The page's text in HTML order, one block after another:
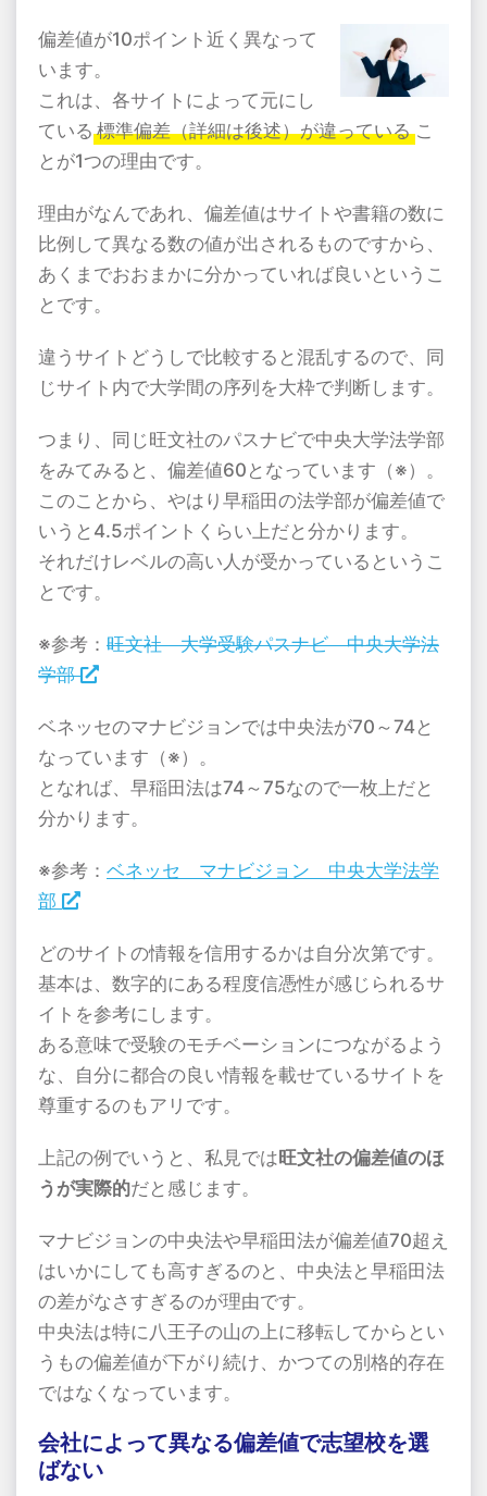
偏差値が10ポイント近く異なって
います。
これは、各サイトによって元にし
ている 標準偏差（詳細は後述）が違っているこ
とが1つの理由です。
理由がなんであれ、偏差値はサイトや書籍の数に
比例して異なる数の値が出されるものですから、
あくまでおおまかに分かっていれば良いというこ
とです。
違うサイトどうしで比較すると混乱するので、同
じサイト内で大学間の序列を大枠で判断します。
つまり、同じ旺文社のパスナビで中央大学法学部
をみてみると、偏差値60となっています（※）。
このことから、やはり早稲田の法学部が偏差値で
いうと4.5ポイントくらい上だと分かります。
それだけレベルの高い人が受かっているというこ
とです。
※参考： 旺文社 大学受験パスナビ 中央大学法
学部
ベネッセのマナビジョンでは中央法が70～74と
なっています（※）。
となれば、早稲田法は74～75なので一枚上だと
分かります。
※参考： ベネッセ マナビジョン 中央大学法学
部
どのサイトの情報を信用するかは自分次第です。
基本は、数字的にある程度信憑性が感じられるサ
イトを参考にします。
ある意味で受験のモチベーションにつながるよう
な、自分に都合の良い情報を載せているサイトを
尊重するのもアリです。
上記の例でいうと、私見では旺文社の偏差値のほ
うが実際的だと感じます。
マナビジョンの中央法や早稲田法が偏差値70超え
はいかにしても高すぎるのと、中央法と早稲田法
の差がなさすぎるのが理由です。
中央法は特に八王子の山の上に移転してからとい
うもの偏差値が下がり続け、かつての別格的存在
ではなくなっています。
会社によって異なる偏差値で志望校を選
ばない